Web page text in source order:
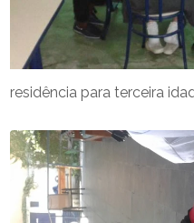
residência para terceira